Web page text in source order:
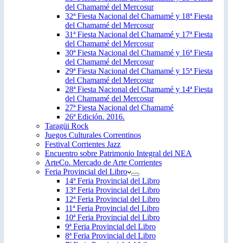
del Chamamé del Mercosur
32ª Fiesta Nacional del Chamamé y 18ª Fiesta
del Chamamé del Mercosur
31ª Fiesta Nacional del Chamamé y 17ª Fiesta
del Chamamé del Mercosur
30ª Fiesta Nacional del Chamamé y 16ª Fiesta
del Chamamé del Mercosur
29ª Fiesta Nacional del Chamamé y 15ª Fiesta
del Chamamé del Mercosur
28ª Fiesta Nacional del Chamamé y 14ª Fiesta
del Chamamé del Mercosur
27ª Fiesta Nacional del Chamamé
26ª Edición. 2016.
Taragüi Rock
Juegos Culturales Correntinos
Festival Corrientes Jazz
Encuentro sobre Patrimonio Integral del NEA
ArteCo. Mercado de Arte Corrientes
Feria Provincial del Libro
14ª Feria Provincial del Libro
13ª Feria Provincial del Libro
12ª Feria Provincial del Libro
11ª Feria Provincial del Libro
10ª Feria Provincial del Libro
9ª Feria Provincial del Libro
8ª Feria Provincial del Libro